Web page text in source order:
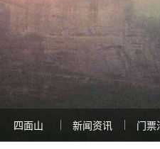
四面山 新闻资讯 门票